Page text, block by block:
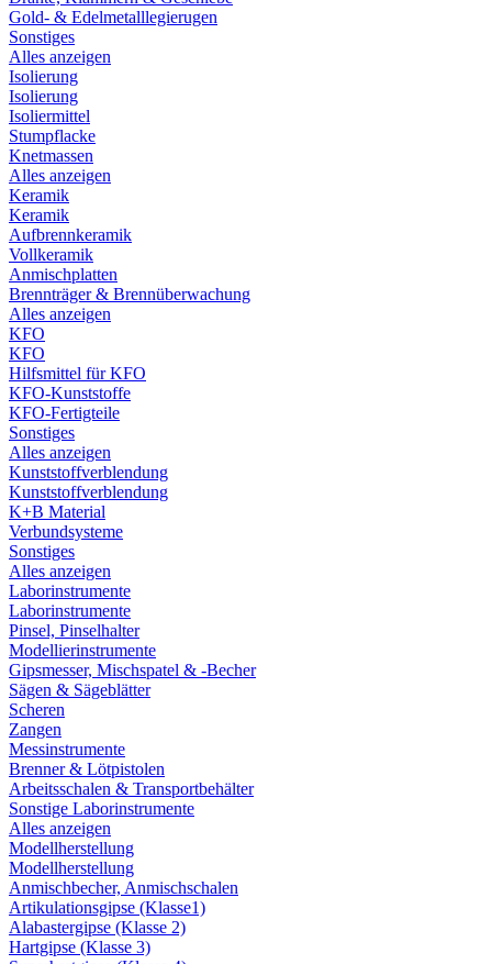
Gold- & Edelmetalllegierugen
Sonstiges
Alles anzeigen
Isolierung
Isolierung
Isoliermittel
Stumpflacke
Knetmassen
Alles anzeigen
Keramik
Keramik
Aufbrennkeramik
Vollkeramik
Anmischplatten
Brennträger & Brennüberwachung
Alles anzeigen
KFO
KFO
Hilfsmittel für KFO
KFO-Kunststoffe
KFO-Fertigteile
Sonstiges
Alles anzeigen
Kunststoffverblendung
Kunststoffverblendung
K+B Material
Verbundsysteme
Sonstiges
Alles anzeigen
Laborinstrumente
Laborinstrumente
Pinsel, Pinselhalter
Modellierinstrumente
Gipsmesser, Mischspatel & -Becher
Sägen & Sägeblätter
Scheren
Zangen
Messinstrumente
Brenner & Lötpistolen
Arbeitsschalen & Transportbehälter
Sonstige Laborinstrumente
Alles anzeigen
Modellherstellung
Modellherstellung
Anmischbecher, Anmischschalen
Artikulationsgipse (Klasse1)
Alabastergipse (Klasse 2)
Hartgipse (Klasse 3)